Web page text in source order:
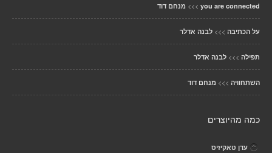
you are connected
>>> מנחם דוד
על הכתיבה >>> לבנה אדלר
תפילה >>> לבנה אדלר
השתחוויה >>> מנחם דוד
כמה מהיוצרים
עדן טאקיזיס